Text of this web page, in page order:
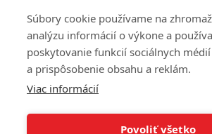
Súbory cookie používame na
analýzu informácií o výkone a
poskytovanie funkcií sociálnych
a prispôsobenie obsahu a reklám.
Viac informácií
Povoliť všetko
Sociální
Naše ďalšie projekty: